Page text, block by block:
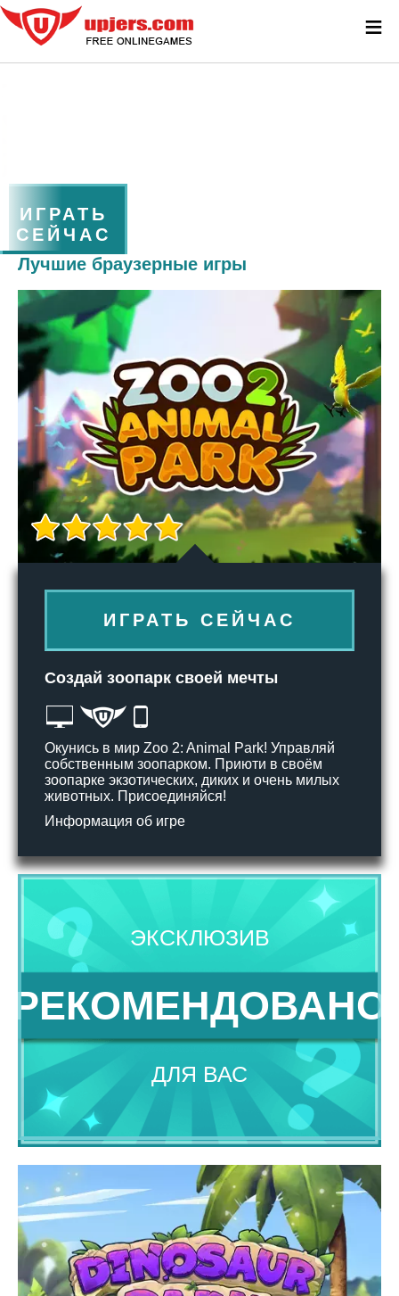
ИГРАТЬ
СЕЙЧАС
Лучшие браузерные игры
ИГРАТЬ СЕЙЧАС
Создай зоопарк своей мечты
Окунись в мир Zoo 2: Animal Park! Управляй
собственным зоопарком. Приюти в своём
зоопарке экзотических, диких и очень милых
животных. Присоединяйся!
Информация об игре
ЭКСКЛЮЗИВ
РЕКОМЕНДОВАНО
ДЛЯ ВАС
≡